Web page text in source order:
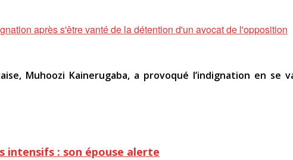
après s'être vanté de la détention d'un avocat de l'opposition
Muhoozi Kainerugaba, a provoqué l’indignation en
intensifs : son épouse alerte